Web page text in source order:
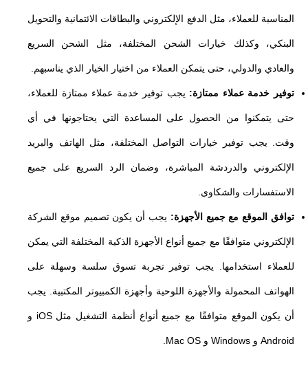
المناسبة للعملاء، مثل الدفع الإلكتروني والبطاقات الائتمانية والتحويل
البنكي، وكذلك خيارات الشحن المختلفة، مثل الشحن السريع
والعادي والدولي، حتى يتمكن العملاء من اختيار الخيار الذي يناسبهم.
توفير خدمة عملاء ممتازة: يجب توفير خدمة عملاء ممتازة للعملاء،
حتى يتمكنوا من الحصول على المساعدة التي يحتاجونها في أي
وقت. يجب توفير خيارات التواصل المختلفة، مثل الهاتف والبريد
الإلكتروني والدردشة المباشرة، وضمان الرد السريع على جميع
الاستفسارات والشكاوى.
توافق الموقع مع جميع الأجهزة: يجب أن يكون تصميم موقع الشركة
الإلكتروني متوافقًا مع جميع أنواع الأجهزة الذكية المختلفة التي يمكن
للعملاء استخدامها. يجب توفير تجربة تسوق سلسة وسهلة على
الهواتف المحمولة والأجهزة اللوحية وأجهزة الكمبيوتر المكتبية. يجب
أن يكون الموقع متوافقًا مع جميع أنواع أنظمة التشغيل مثل iOS و
Android و Windows و Mac OS.